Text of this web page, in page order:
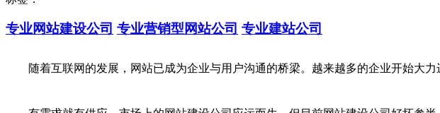
专业网站建设公司 专业营销型网站公司 专业建站公司
随着互联网的发展，网站已成为企业与用户沟通的桥梁。越来越多的企业开始大力